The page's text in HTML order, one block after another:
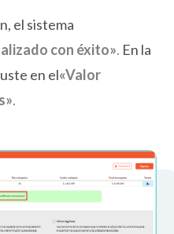
el sistema
con éxito». En la
en el«Valor
.